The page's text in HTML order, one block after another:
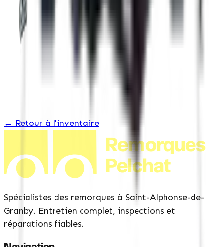
Toit en aluminium d&rsquo;une seule pièce
← Retour à l'inventaire
Remorques
Pelchat
Spécialistes des remorques à Saint-Alphonse-de-
Granby. Entretien complet, inspections et
réparations fiables.